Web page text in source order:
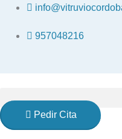
contenido957048216
Pedir Cita